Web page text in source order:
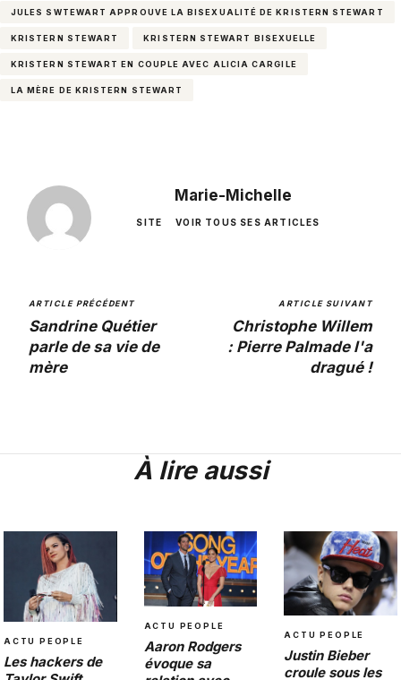
JULES SWTEWART APPROUVE LA BISEXUALITÉ DE KRISTERN STEWART
KRISTERN STEWART KRISTERN STEWART BISEXUELLE
KRISTERN STEWART EN COUPLE AVEC ALICIA CARGILE
LA MÈRE DE KRISTERN STEWART
Marie-Michelle
SITE VOIR TOUS SES ARTICLES
ARTICLE PRÉCÉDENT
Sandrine Quétier
parle de sa vie de
mère
ARTICLE SUIVANT
Christophe Willem
: Pierre Palmade l'a
dragué !
À lire aussi
ACTU PEOPLE
Les hackers de
ACTU PEOPLE
Aaron Rodgers
évoque sa
ACTU PEOPLE
Justin Bieber
croule sous les